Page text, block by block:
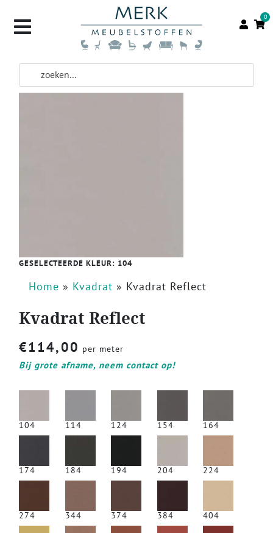
0
GESELECTEERDE KLEUR: 104
Home » Kvadrat » Kvadrat Reflect
Kvadrat Reflect
€114,00 per meter
Bij grote afname, neem contact op!
104 114 124 154 164
174 184 194 204 224
274 344 374 384 404